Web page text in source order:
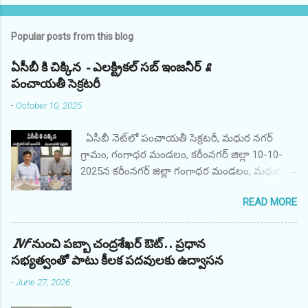
Popular posts from this blog
ఏసీబీ కి చిక్కిన - ఎలక్ట్రికల్ సబ్ ఇంజనీర్ &
పంచాయతీ సెక్రటరీ
-October 10, 2025
ఏసీబీ నెట్‌లో పంచాయతీ సెక్రటరీ, మధుర నగర్
గ్రామం, గంగాధర మండలం, కరీంనగర్ జిల్లా 10-10-
2025న కరీంనగర్ జిల్లా గంగాధర మండలం, మధుర
ఇందిరమ్మ గృహనిర్మాణ పథకం కోసం ఫిర్యాదుదారుడి
ఫైల్‌ను ప్రాసెస్ చేయడానికి అధికారిక అనుకూలంగా
వ్యవహరించినందుకు ఫిర్యాదుదారుడి నుండి రూ.
10,000/- లంచం డిమాండ్ చేసి స్వీకరించినప్పుడు
తెలంగాణ ACB, కరీంనగర్ యూనిట్ వారు రెడ్
READ MORE
IVF నుంచి పబ్బా చంద్రశేఖర్ ఔట్.. ప్రధాన
సభ్యత్వంతో పాటు కీలక పదవులకు ఉద్వాసన
-June 27, 2026